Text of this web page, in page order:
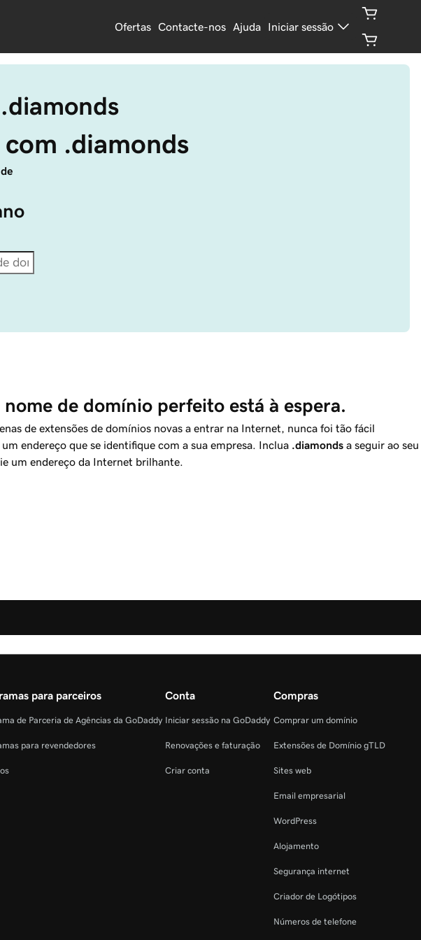
Ofertas Contacte-nos Ajuda Iniciar sessão
com .diamonds
nome de domínio perfeito está à espera.
de extensões de domínios novas a entrar na Internet, nunca foi tão fácil
endereço que se identifique com a sua empresa. Inclua .diamonds a seguir ao seu
um endereço da Internet brilhante.
para parceiros
de Parceria de Agências da GoDaddy
para revendedores
Conta
Iniciar sessão na GoDaddy
Renovações e faturação
Criar conta
Compras
Comprar um domínio
Extensões de Domínio gTLD
Sites web
Email empresarial
WordPress
Alojamento
Segurança internet
Criador de Logótipos
Números de telefone